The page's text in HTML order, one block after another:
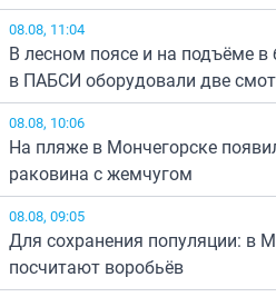
08.08, 11:04
В лесном поясе и на подъёме в
в ПАБСИ оборудовали две
08.08, 10:06
На пляже в Мончегорске
раковина с жемчугом
08.08, 09:05
Для сохранения популяции: в
посчитают воробьёв